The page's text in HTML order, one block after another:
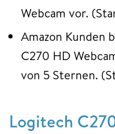
Webcam vor.
Amazon Kunden
C270 HD
von 5 Sternen.
Logitech